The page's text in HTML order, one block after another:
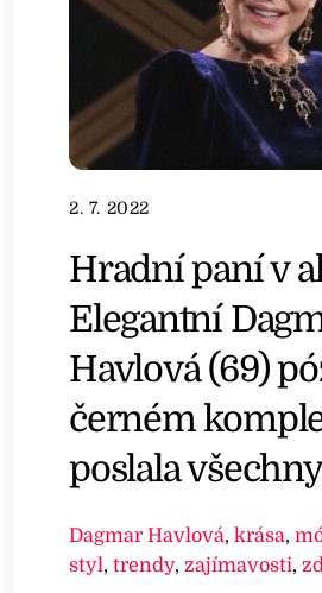
2. 7. 2022
Hradní paní v
Elegantní
Havlová (69)
černém
poslala
Dagmar Havlová,krása,
styl,trendy,zajímavosti,